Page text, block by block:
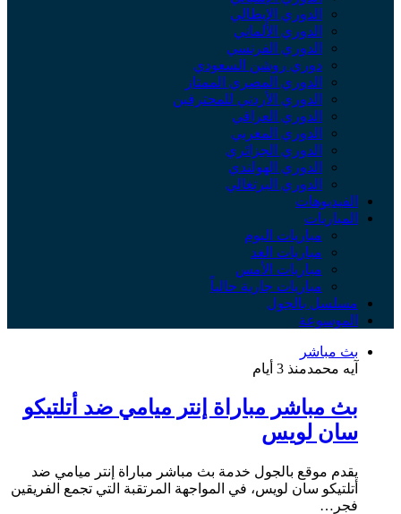
الدوري الإيطالي
الدوري الألماني
الدوري الفرنسي
دوري روشن السعودي
الدوري المصري الممتاز
الدوري الأردني للمحترفين
الدوري العراقي
الدوري المغربي
الدوري الجزائري
الدوري الهولندي
الدوري البرتغالي
الفيديوهات
المباريات
مباريات اليوم
مباريات الغد
مباريات الأمس
مباريات جارية حالياً
مسلسل بالجول
الموسوعة
بث مباشر
آيه محمدمنذ 3 أيام
بث مباشر مباراة إنتر ميامي ضد أتلتيكو
سان لويس
يقدم موقع بالجول خدمة بث مباشر مباراة إنتر ميامي ضد
أتلتيكو سان لويس، في المواجهة المرتقبة التي تجمع الفريقين
فجر…